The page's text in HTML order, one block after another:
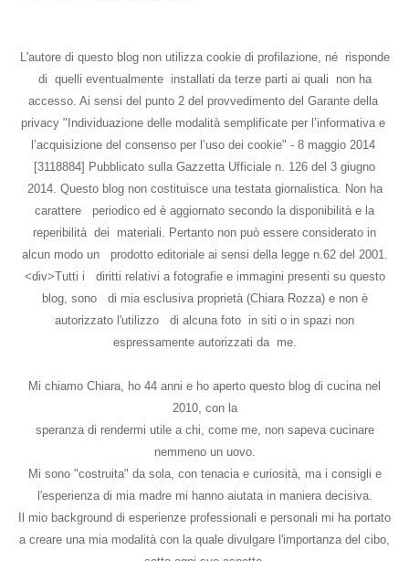
L'autore di questo blog non utilizza cookie di profilazione, né risponde
di quelli eventualmente installati da terze parti ai quali non ha
accesso. Ai sensi del punto 2 del provvedimento del Garante della
privacy "Individuazione delle modalità semplificate per l’informativa e
l’acquisizione del consenso per l’uso dei cookie" - 8 maggio 2014
[3118884] Pubblicato sulla Gazzetta Ufficiale n. 126 del 3 giugno
2014. Questo blog non costituisce una testata giornalistica. Non ha
carattere periodico ed è aggiornato secondo la disponibilità e la
reperibilità dei materiali. Pertanto non può essere considerato in
alcun modo un prodotto editoriale ai sensi della legge n.62 del 2001.
<div>Tutti i diritti relativi a fotografie e immagini presenti su questo
blog, sono di mia esclusiva proprietà (Chiara Rozza) e non è
autorizzato l'utilizzo di alcuna foto in siti o in spazi non
espressamente autorizzati da me.
Mi chiamo Chiara, ho 44 anni e ho aperto questo blog di cucina nel
2010, con la
speranza di rendermi utile a chi, come me, non sapeva cucinare
nemmeno un uovo.
Mi sono "costruita" da sola, con tenacia e curiosità, ma i consigli e
l'esperienza di mia madre mi hanno aiutata in maniera decisiva.
Il mio background di esperienze professionali e personali mi ha portato
a creare una mia modalità con la quale divulgare l'importanza del cibo,